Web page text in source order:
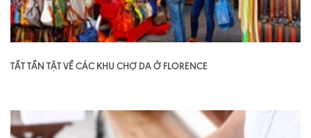
TẤT TẦN TẬT VỀ CÁC KHU CHỢ DA Ở FLORENCE